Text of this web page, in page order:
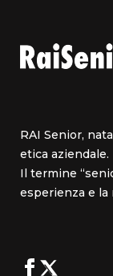
RAI Senior,
etica aziendale.
Il termine
esperienza e la